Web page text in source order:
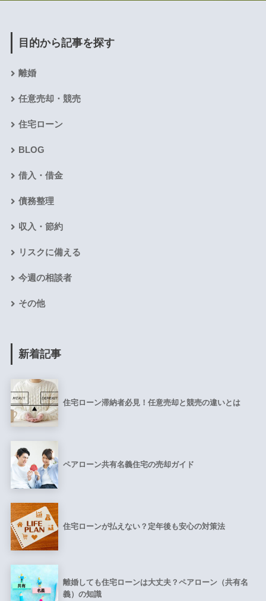
目的から記事を探す
離婚
任意売却・競売
住宅ローン
BLOG
借入・借金
債務整理
収入・節約
リスクに備える
今週の相談者
その他
新着記事
住宅ローン滞納者必見！任意売却と競売の違いとは
ペアローン共有名義住宅の売却ガイド
住宅ローンが払えない？定年後も安心の対策法
離婚しても住宅ローンは大丈夫？ペアローン（共有名
義）の知識